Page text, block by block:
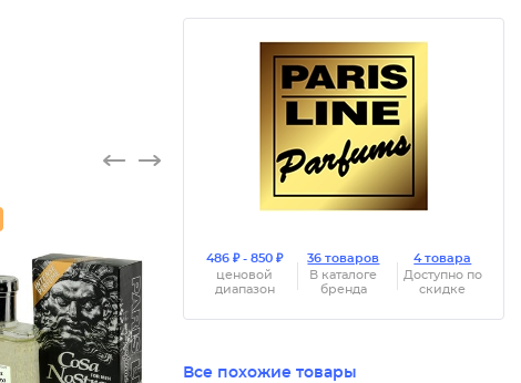
486 ₽ - 850 ₽
ценовой
диапазон
36 товаров
В каталоге
бренда
4 товара
Доступно по
скидке
Все похожие товары